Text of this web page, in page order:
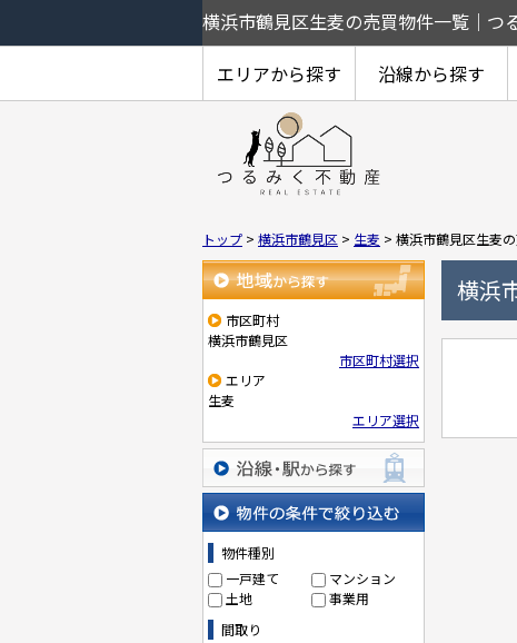
横浜市鶴見区生麦の売買物件一覧｜つ
エリアから探す
鶴見中央
鶴見
上末吉
下末吉
東寺尾
北寺尾
駒岡
馬場
獅子ヶ谷
矢向
尻手
小野町
潮田町
平安町
生麦
沿線から探す
トップ > 横浜市鶴見区 > 生麦 > 横浜市鶴見区生麦
地域から探す
市区町村
横浜市鶴見区
市区町村選択
エリア
生麦
エリア選択
沿線・駅から探す
物件の条件で絞り込む
物件種別
一戸建て
マンション
土地
事業用
間取り
横浜